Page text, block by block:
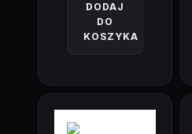
DODAJ
DO
KOSZYKA